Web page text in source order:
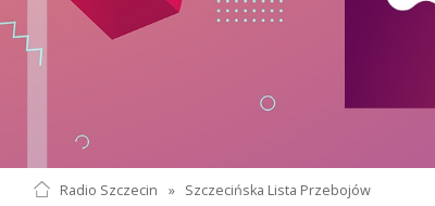
Radio Szczecin » Szczecińska Lista Przebojów